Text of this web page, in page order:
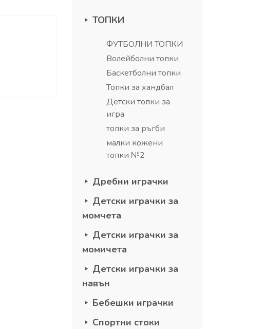
ТОПКИ
ФУТБОЛНИ ТОПКИ
Волейболни топки
Баскетболни топки
Топки за хандбал
Детски топки за
игра
топки за ръгби
малки кожени
топки №2
Дребни играчки
Детски играчки за
момчета
Детски играчки за
момичета
Детски играчки за
навън
Бебешки играчки
Спортни стоки